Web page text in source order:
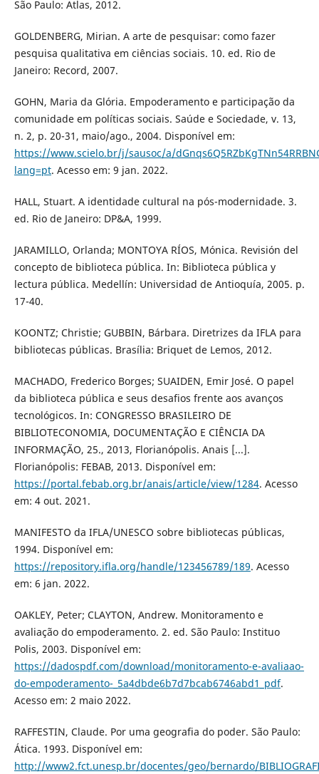
São Paulo: Atlas, 2012.
GOLDENBERG, Mirian. A arte de pesquisar: como fazer
pesquisa qualitativa em ciências sociais. 10. ed. Rio de
Janeiro: Record, 2007.
GOHN, Maria da Glória. Empoderamento e participação da
comunidade em políticas sociais. Saúde e Sociedade, v. 13,
n. 2, p. 20-31, maio/ago., 2004. Disponível em:
https://www.scielo.br/j/sausoc/a/
lang=pt. Acesso em: 9 jan. 2022.
HALL, Stuart. A identidade cultural na pós-modernidade. 3.
ed. Rio de Janeiro: DP&A, 1999.
JARAMILLO, Orlanda; MONTOYA RÍOS, Mónica. Revisión del
concepto de biblioteca pública. In: Biblioteca pública y
lectura pública. Medellín: Universidad de Antioquía, 2005. p.
17-40.
KOONTZ; Christie; GUBBIN, Bárbara. Diretrizes da IFLA para
bibliotecas públicas. Brasília: Briquet de Lemos, 2012.
MACHADO, Frederico Borges; SUAIDEN, Emir José. O papel
da biblioteca pública e seus desafios frente aos avanços
tecnológicos. In: CONGRESSO BRASILEIRO DE
BIBLIOTECONOMIA, DOCUMENTAÇÃO E CIÊNCIA DA
INFORMAÇÃO, 25., 2013, Florianópolis. Anais [...].
Florianópolis: FEBAB, 2013. Disponível em:
https://portal.febab.org.br/anais/article/view/1284. Acesso
em: 4 out. 2021.
MANIFESTO da IFLA/UNESCO sobre bibliotecas públicas,
1994. Disponível em:
https://repository.ifla.org/handle/123456789/189. Acesso
em: 6 jan. 2022.
OAKLEY, Peter; CLAYTON, Andrew. Monitoramento e
avaliação do empoderamento. 2. ed. São Paulo: Instituo
Polis, 2003. Disponível em:
https://dadospdf.com/download/monitoramento-e-avaliaao-
do-empoderamento-_5a4dbde6b7d7bcab6746abd1_pdf.
Acesso em: 2 maio 2022.
RAFFESTIN, Claude. Por uma geografia do poder. São Paulo:
Ática. 1993. Disponível em:
http://www2.fct.unesp.br/docentes/geo/bernardo/